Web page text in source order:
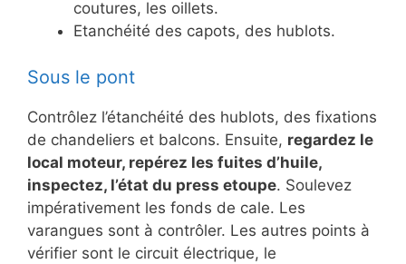
coutures, les oillets.
Etanchéité des capots, des hublots.
Sous le pont
Contrôlez l’étanchéité des hublots, des fixations
de chandeliers et balcons. Ensuite, regardez le
local moteur, repérez les fuites d’huile,
inspectez, l’état du press etoupe. Soulevez
impérativement les fonds de cale. Les
varangues sont à contrôler. Les autres points à
vérifier sont le circuit électrique, le